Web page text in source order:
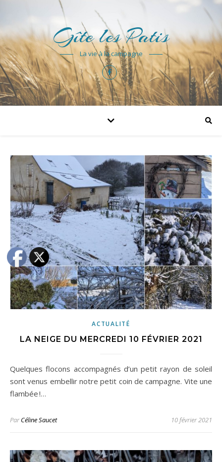
Gîte les Patis
La vie à la campagne
ACTUALITÉ
LA NEIGE DU MERCREDI 10 FÉVRIER 2021
Quelques flocons accompagnés d’un petit rayon de soleil
sont venus embellir notre petit coin de campagne. Vite une
flambée !…
ParCéline Saucet 10 février 2021